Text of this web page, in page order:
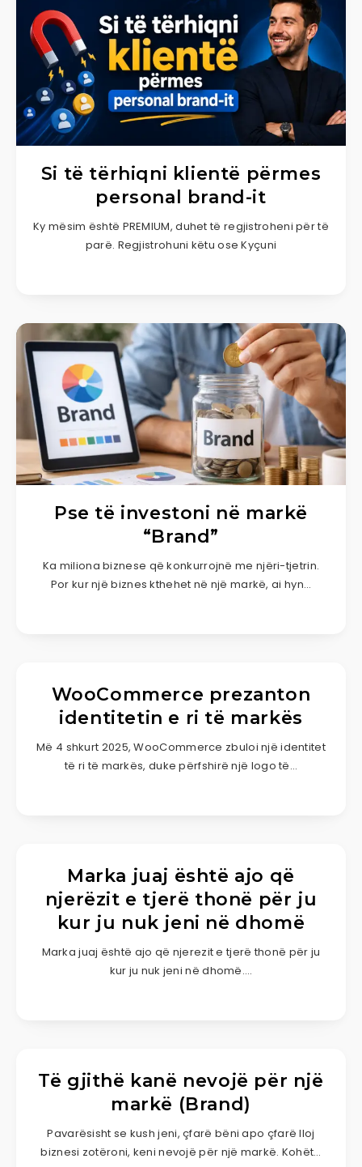
Si të tërhiqni klientë përmes
personal brand-it
Ky mësim është PREMIUM, duhet të regjistroheni për të
parë. Regjistrohuni këtu ose Kyçuni
Pse të investoni në markë
“Brand”
Ka miliona biznese që konkurrojnë me njëri-tjetrin.
Por kur një biznes kthehet në një markë, ai hyn…
WooCommerce prezanton
identitetin e ri të markës
Më 4 shkurt 2025, WooCommerce zbuloi një identitet
të ri të markës, duke përfshirë një logo të…
Marka juaj është ajo që
njerëzit e tjerë thonë për ju
kur ju nuk jeni në dhomë
Marka juaj është ajo që njerezit e tjerë thonë për ju
kur ju nuk jeni në dhomë….
Të gjithë kanë nevojë për një
markë (Brand)
Pavarësisht se kush jeni, çfarë bëni apo çfarë lloj
biznesi zotëroni, keni nevojë për një markë. Kohët…